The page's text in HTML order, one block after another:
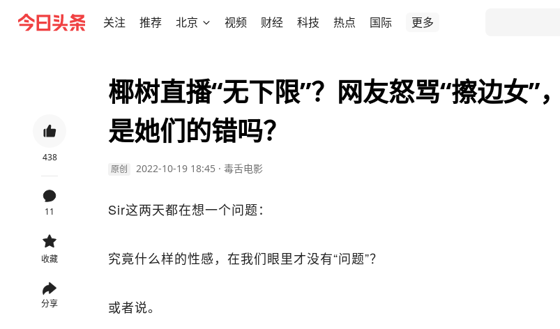
关注 推荐 北京 视频 财经 科技 热点 国际 更多
438
11
收藏
分享
椰树直播“无下限”？网友怒骂“擦边女”，
是她们的错吗？
原创 2022-10-19 18:45 · 毒舌电影
Sir这两天都在想一个问题：
究竟什么样的性感，在我们眼里才没有“问题”？
或者说。